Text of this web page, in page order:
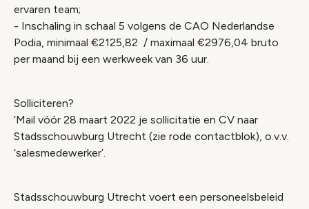
ervaren team;
- Inschaling in schaal 5 volgens de CAO Nederlandse
Podia, minimaal €2125,82 / maximaal €2976,04 bruto
per maand bij een werkweek van 36 uur.
Solliciteren?
‘Mail vóór 28 maart 2022 je sollicitatie en CV naar
Stadsschouwburg Utrecht (zie rode contactblok), o.v.v.
‘salesmedewerker’.
Stadsschouwburg Utrecht voert een personeelsbeleid